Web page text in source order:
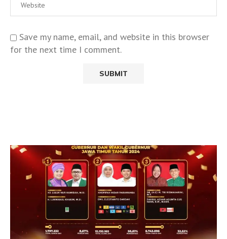
Save my name, email, and website in this browser
for the next time I comment.